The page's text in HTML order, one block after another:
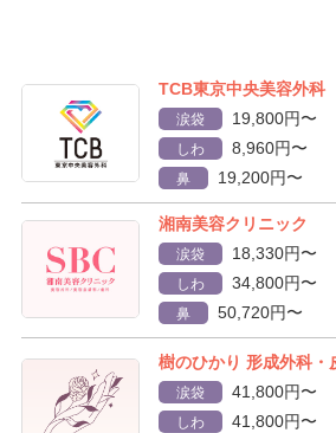
TCB東京中央美容外科
涙袋 19,800円〜
しわ 8,960円〜
鼻 19,200円〜
湘南美容クリニック
涙袋 18,330円〜
しわ 34,800円〜
鼻 50,720円〜
樹のひかり 形成外科・
涙袋 41,800円〜
しわ 41,800円〜